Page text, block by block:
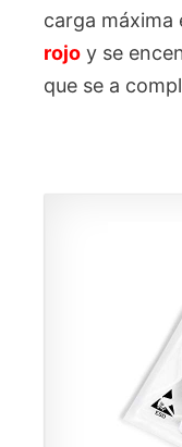
carga máxima
rojo y se
que se a